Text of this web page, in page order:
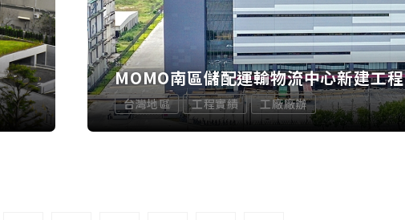
MOMO南區儲配運輸物流中心新建工程
台灣地區 工程實績 工廠廠辦